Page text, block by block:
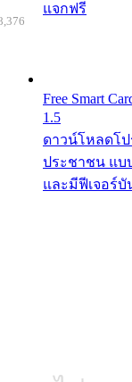
แจกฟรี
Free Smart
1.5
ดาวน์โหลดโป
ประชาชน แบ
และมีฟีเจอร์